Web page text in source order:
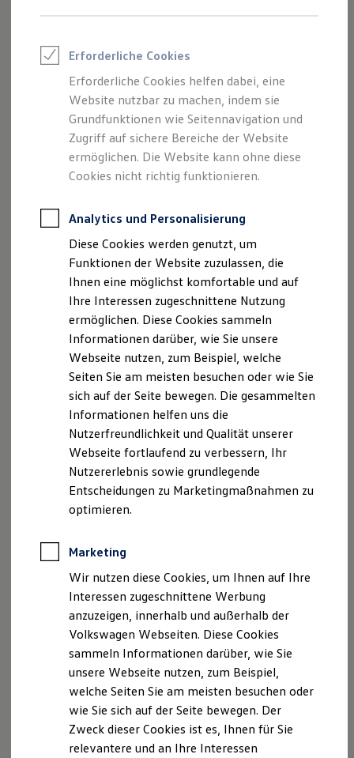
ONE Business ID Vorteile
Fahrzeugsuche & Marktplatz
Digitaler Marktplatz
Kauf & Finanzierung
Online-Fahrzeugbewertung
Aktionen & Angebote
E-Auto-Förderung
Für Privatkunden
Für Gewerbekunden
Profi Paket
TopDeal
Zertifizierte Gebrauchtwagen
Für Privatkunden
Für Gewerbekunden
Leasing
Für Privatkunden
Für Gewerbekunden
Versicherungen & Garantien
Garantien
Kfz-Versicherung für Nutzfahrzeuge
Restschuldversicherung
Wartungsverträge
Besitzer & Service
Reparatur & Service
Sommer-Special
Reparatur, Pflege & Inspektion
Servicetermin anfragen
Service-Vorteile bei Volkswagen Nutzfahrzeuge
ServicePlus
Economy Service
Räder & Reifen Service
Ersatzfahrzeuge
Software, Konnektivität & Apps
California App
VW Connect für Ihren ID. Buzz
VW Connect für Ihren Transporter/Caravelle
VW Connect für Ihren Amarok
VW Connect für andere Modelle
Connect Pro
Fleet Interface Data
Multistop Pathfinder
Übersicht Software Updates
Hilfreiches für Besitzer
Fahrerassistenz- und Sicherheitssysteme
Kontrollleuchten
Kurzfahrprofile und Ölverdünnung
Erforderliche Cookies
Erforderliche Cookies helfen dabei, eine
Website nutzbar zu machen, indem sie
Grundfunktionen wie Seitennavigation und
Zugriff auf sichere Bereiche der Website
ermöglichen. Die Website kann ohne diese
Cookies nicht richtig funktionieren.
Analytics und Personalisierung
Diese Cookies werden genutzt, um
Funktionen der Website zuzulassen, die
Ihnen eine möglichst komfortable und auf
Ihre Interessen zugeschnittene Nutzung
ermöglichen. Diese Cookies sammeln
Informationen darüber, wie Sie unsere
Webseite nutzen, zum Beispiel, welche
Seiten Sie am meisten besuchen oder wie Sie
sich auf der Seite bewegen. Die gesammelten
Informationen helfen uns die
Nutzerfreundlichkeit und Qualität unserer
Webseite fortlaufend zu verbessern, Ihr
Nutzererlebnis sowie grundlegende
Entscheidungen zu Marketingmaßnahmen zu
optimieren.
Marketing
Wir nutzen diese Cookies, um Ihnen auf Ihre
Interessen zugeschnittene Werbung
anzuzeigen, innerhalb und außerhalb der
Volkswagen Webseiten. Diese Cookies
sammeln Informationen darüber, wie Sie
unsere Webseite nutzen, zum Beispiel,
welche Seiten Sie am meisten besuchen oder
wie Sie sich auf der Seite bewegen. Der
Zweck dieser Cookies ist es, Ihnen für Sie
relevantere und an Ihre Interessen